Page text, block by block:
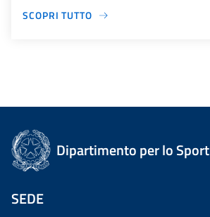
SCOPRI TUTTO
Dipartimento per lo Sport
SEDE